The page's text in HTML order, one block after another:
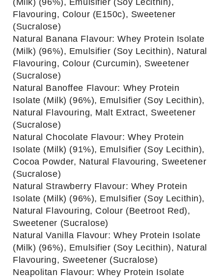
(Milk) (96%), Emulsifier (Soy Lecithin),
Flavouring, Colour (E150c), Sweetener
(Sucralose)
Natural Banana Flavour: Whey Protein Isolate
(Milk) (96%), Emulsifier (Soy Lecithin), Natural
Flavouring, Colour (Curcumin), Sweetener
(Sucralose)
Natural Banoffee Flavour: Whey Protein
Isolate (Milk) (96%), Emulsifier (Soy Lecithin),
Natural Flavouring, Malt Extract, Sweetener
(Sucralose)
Natural Chocolate Flavour: Whey Protein
Isolate (Milk) (91%), Emulsifier (Soy Lecithin),
Cocoa Powder, Natural Flavouring, Sweetener
(Sucralose)
Natural Strawberry Flavour: Whey Protein
Isolate (Milk) (96%), Emulsifier (Soy Lecithin),
Natural Flavouring, Colour (Beetroot Red),
Sweetener (Sucralose)
Natural Vanilla Flavour: Whey Protein Isolate
(Milk) (96%), Emulsifier (Soy Lecithin), Natural
Flavouring, Sweetener (Sucralose)
Neapolitan Flavour: Whey Protein Isolate